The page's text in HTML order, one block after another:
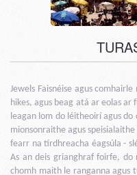
Jewels Faisnéise agus
hikes, agus beag atá ar eolas ar
leagan lom do léitheoirí agus
mionsonraithe agus
fearr na tírdhreacha éagsúla -
As an deis grianghraf foirfe,
chomh maith le ranganna agus